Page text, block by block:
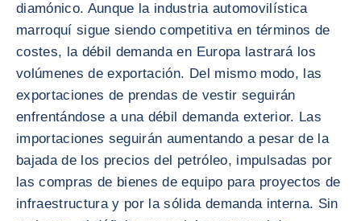
diamónico. Aunque la industria automovilística
marroquí sigue siendo competitiva en términos de
costes, la débil demanda en Europa lastrará los
volúmenes de exportación. Del mismo modo, las
exportaciones de prendas de vestir seguirán
enfrentándose a una débil demanda exterior. Las
importaciones seguirán aumentando a pesar de la
bajada de los precios del petróleo, impulsadas por
las compras de bienes de equipo para proyectos de
infraestructura y por la sólida demanda interna. Sin